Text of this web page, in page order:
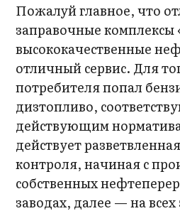
Пожалуй главное, что
заправочные
высококачественные
отличный сервис. Для
потребителя попал
дизтопливо,
действующим
действует
контроля, начиная с
собственных
заводах, далее — на